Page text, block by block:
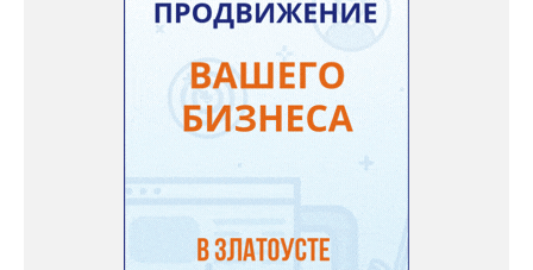
подкармливаю. Не терпится попробовать!». Опытные
бахчеводы из южных регионов в соцсетях посоветовали нашей
землячке: арбуз будет созревшим не раньше, чем с его кожуры
пропадет матовость (станет глянцевым). По срокам опыления
норма зрелости для «Коккоро» - не менее 42 дней от завязи
размером с грецкий орех. Екатерина выяснила у знающих
людей и причину своих неудач – её сеянцы не опылялись, и это
нужно было делать самостоятельно. «Мужской» цветочек для
этого прикладывают к «женскому» - тычинку к пестику. Фото:
Екатерина Громова, специально для «Златоуст.инфо».
Обсуждение новости здесь
ВКОНТАКТЕ https://vk.com/newszlatoust74